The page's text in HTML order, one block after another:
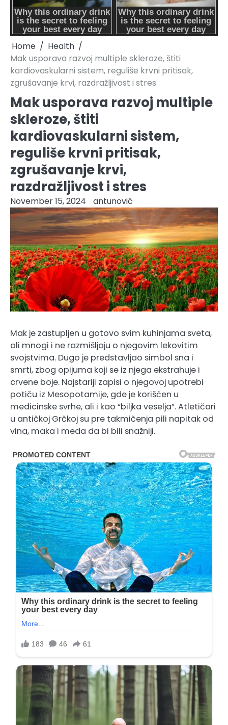
Home
Health
Mak usporava razvoj multiple skleroze, štiti
kardiovaskularni sistem, reguliše krvni pritisak,
zgrušavanje krvi, razdražljivost i stres
Mak usporava razvoj multiple
skleroze, štiti
kardiovaskularni sistem,
reguliše krvni pritisak,
zgrušavanje krvi,
razdražljivost i stres
November 15, 2024 antunović
Mak je zastupljen u gotovo svim kuhinjama sveta,
ali mnogi i ne razmišljaju o njegovim lekovitim
svojstvima. Dugo je predstavljao simbol sna i
smrti, zbog opijuma koji se iz njega ekstrahuje i
crvene boje. Najstariji zapisi o njegovoj upotrebi
potiču iz Mesopotamije, gde je korišćen u
medicinske svrhe, ali i kao “biljka veselja”. Atletičari
u antičkoj Grčkoj su pre takmičenja pili napitak od
vina, maka i meda da bi bili snažniji.